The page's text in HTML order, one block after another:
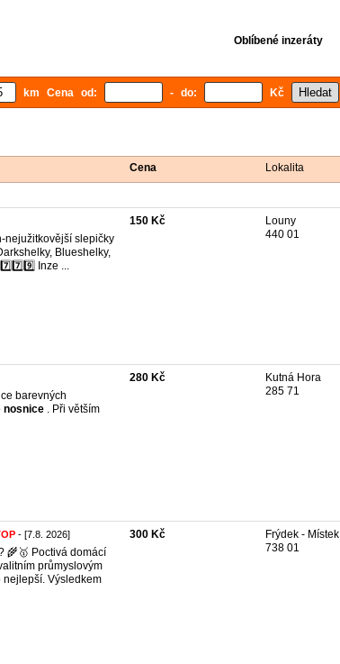
Oblíbené inzeráty
km Cena od: - do: Kč
Cena Lokalita
nejužitkovější slepičky
Blueshelky,
Inze ...
150 Kč
Louny
440 01
barevných
nosnice . Při větším
280 Kč
Kutná Hora
285 71
- [7.8. 2026]
🌾 ​🥇 Poctivá domácí
průmyslovým
Výsledkem
300 Kč
Frýdek - Místek
738 01